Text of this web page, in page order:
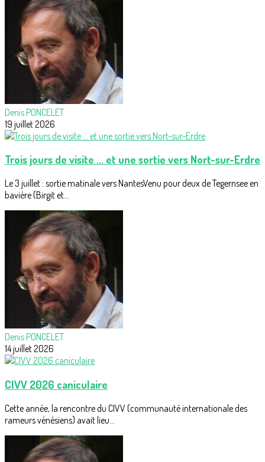
Denis PONCELET
19 juillet 2026
Trois jours de visite ... et une sortie vers Nort-sur-Erdre
Le 3 juillet : sortie matinale vers NantesVenu pour deux de Tegernsee en
bavière (Birgit et...
Denis PONCELET
14 juillet 2026
CIVV 2026 caniculaire
Cette année, la rencontre du CIVV (communauté internationale des
rameurs vénésiens) avait lieu...